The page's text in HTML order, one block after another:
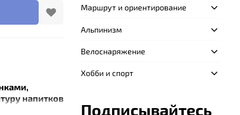
напитков
Маршрут и ориентирование
Альпинизм
Велоснаряжение
Хобби и спорт
Подписывайтесь